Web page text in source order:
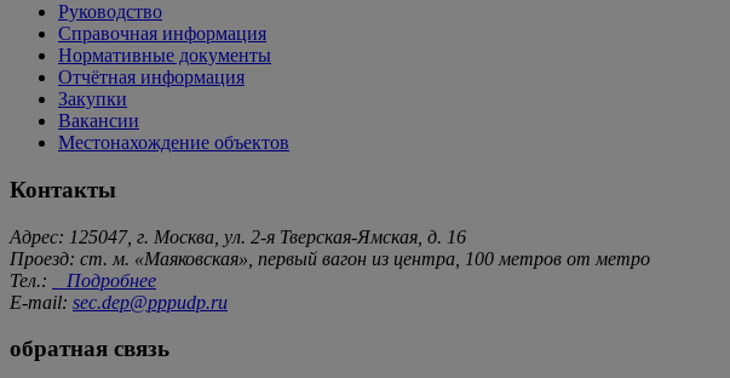
Руководство
Справочная информация
Нормативные документы
Отчётная информация
Закупки
Вакансии
Местонахождение объектов
Контакты
Адрес: 125047, г. Москва, ул. 2-я Тверская-Ямская, д. 16
Проезд: ст. м. «Маяковская», первый вагон из центра, 100 метров от метро
Тел.:
Подробнее
E-mail: sec.dep@pppudp.ru
обратная связь